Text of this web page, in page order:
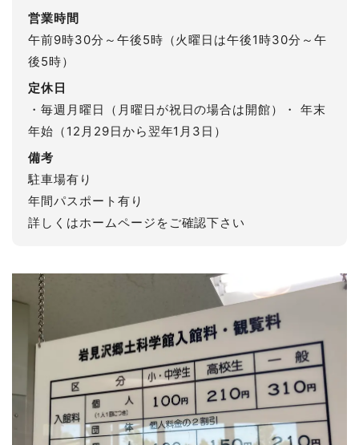
営業時間
午前9時30分～午後5時（火曜日は午後1時30分～午
後5時）
定休日
・毎週月曜日（月曜日が祝日の場合は開館）・ 年末
年始（12月29日から翌年1月3日）
備考
駐車場有り
年間パスポート有り
詳しくはホームページをご確認下さい